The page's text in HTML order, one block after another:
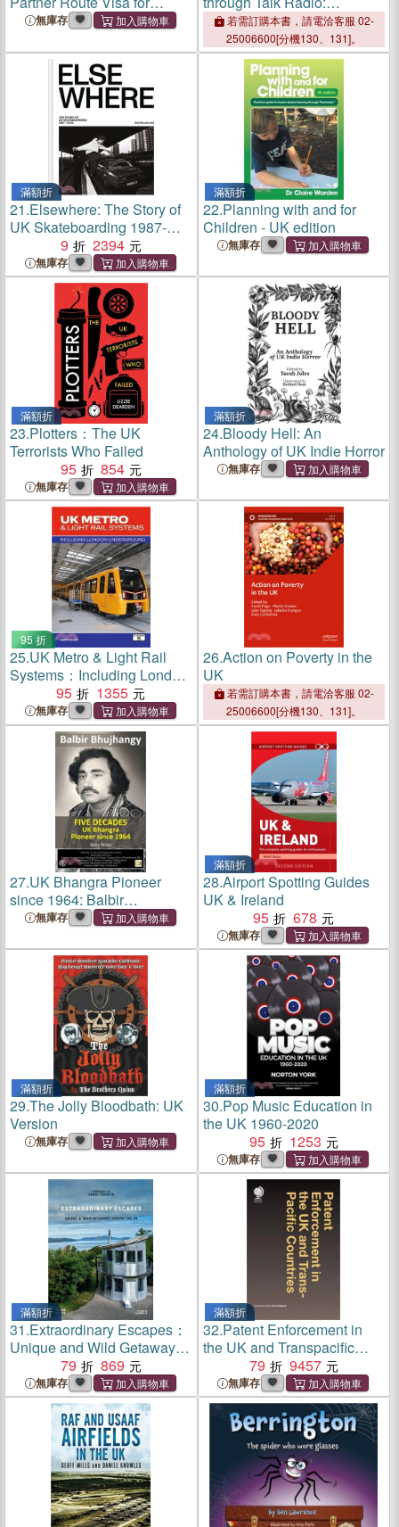
Immigration Lawyers
無庫存
Listening to the 2024 UK
Election
若需訂購本書，請電洽客服 02-
25006600[分機130、131]。
滿額折
21.Elsewhere: The Story of
UK Skateboarding 1987-
9 2394
無庫存
滿額折
22.Planning with and for
Children - UK edition
無庫存
滿額折
23.Plotters：The UK
Terrorists Who Failed
95
854
無庫存
滿額折
24.Bloody Hell: An
Anthology of UK Indie Horror
無庫存
95 折
25.UK Metro & Light Rail
Systems：Including London
Underground
95 1355
無庫存
26.Action on Poverty in the
UK
若需訂購本書，請電洽客服 02-
25006600[分機130、131]。
27.UK Bhangra Pioneer
since 1964: Balbir
Bhujhangy
無庫存
滿額折
28.Airport Spotting Guides
UK & Ireland
95
678
無庫存
滿額折
29.The Jolly Bloodbath: UK
Version
無庫存
滿額折
30.Pop Music Education in
the UK 1960-2020
95
1253
無庫存
滿額折
31.Extraordinary Escapes：
Unique and Wild Getaways
Across the UK
79 869
無庫存
滿額折
32.Patent Enforcement in
the UK and Transpacific
Countries
79 9457
無庫存